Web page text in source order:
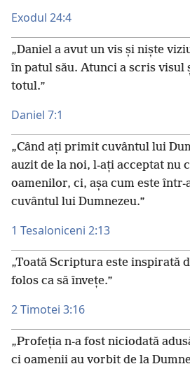
Exodul 24:4
„Daniel a avut un vis și niște
în patul său. Atunci a scris visul
totul.”
Daniel 7:1
„Când ați primit cuvântul lui
auzit de la noi, l-ați acceptat nu
oamenilor, ci, așa cum este într-
cuvântul lui Dumnezeu.”
1 Tesaloniceni 2:13
„Toată Scriptura este inspirată
folos ca să învețe.”
2 Timotei 3:16
„Profeția n-a fost niciodată
ci oamenii au vorbit de la